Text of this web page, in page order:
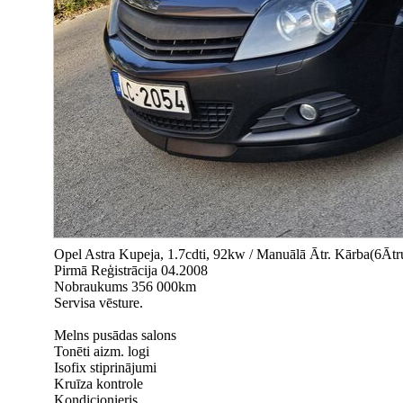
Opel Astra Kupeja, 1.7cdti, 92kw / Manuālā Ātr.
Pirmā Reģistrācija 04.2008
Nobraukums 356 000km
Servisa vēsture.
Melns pusādas salons
Tonēti aizm. logi
Isofix stiprinājumi
Kruīza kontrole
Kondicionieris